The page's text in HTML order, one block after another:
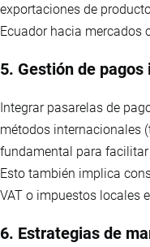
exportaciones de
Ecuador hacia mercados
5. Gestión de
Integrar pasarelas de
métodos internacionales
fundamental para
Esto también implica
VAT o impuestos locales
6. Estrategias de